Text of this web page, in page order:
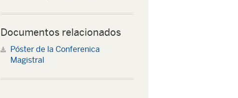
Documentos relacionados
Póster de la Conferenica
Magistral